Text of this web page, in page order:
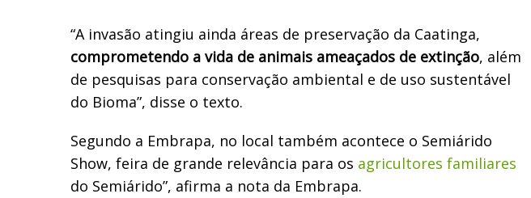
“A invasão atingiu ainda áreas de preservação da Caatinga,
comprometendo a vida de animais ameaçados de extinção, além
de pesquisas para conservação ambiental e de uso sustentável
do Bioma”, disse o texto.
Segundo a Embrapa, no local também acontece o Semiárido
Show, feira de grande relevância para os agricultores familiares
do Semiárido”, afirma a nota da Embrapa.